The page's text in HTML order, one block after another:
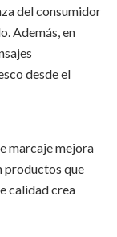
del consumidor
Además, en
desde el
marcaje mejora
productos que
calidad crea